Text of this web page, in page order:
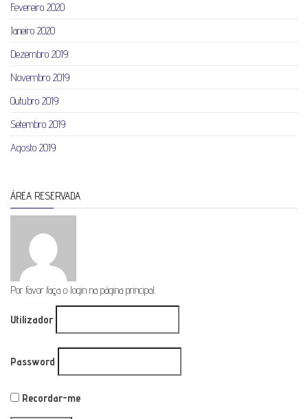
Fevereiro 2020
Janeiro 2020
Dezembro 2019
Novembro 2019
Outubro 2019
Setembro 2019
Agosto 2019
ÁREA RESERVADA
Por favor faça o login na página principal.
Utilizador
Password
Recordar-me